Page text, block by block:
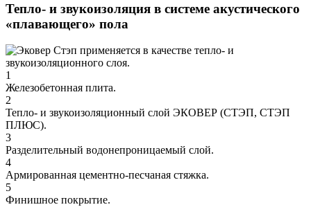
Тепло- и звукоизоляция в системе акустического
«плавающего» пола
1
Железобетонная плита.
2
Тепло- и звукоизоляционный слой ЭКОВЕР (СТЭП, СТЭП
ПЛЮС).
3
Разделительный водонепроницаемый слой.
4
Армированная цементно-песчаная стяжка.
5
Финишное покрытие.